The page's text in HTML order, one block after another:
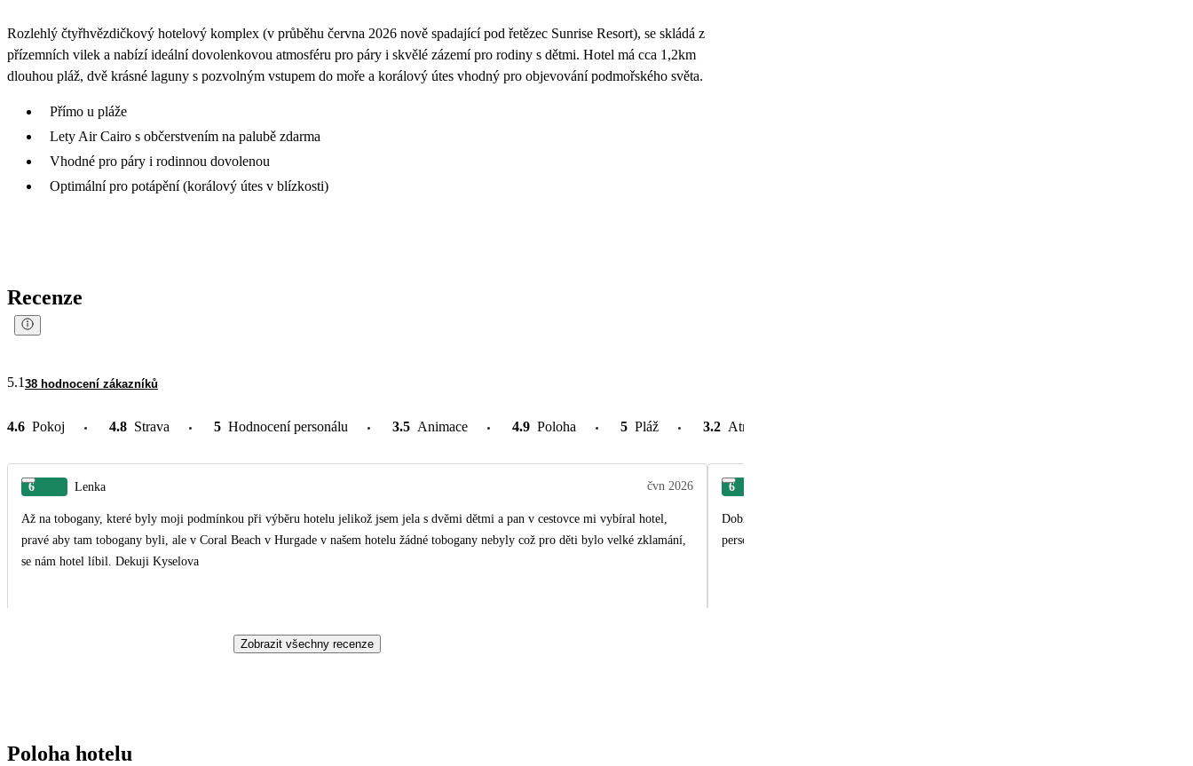
Rozlehlý čtyřhvězdičkový hotelový komplex (v průběhu června 2026 nově spadající pod řetězec Sunrise Resort), se skládá z
přízemních vilek a nabízí ideální dovolenkovou atmosféru pro páry i skvělé zázemí pro rodiny s dětmi. Hotel má cca 1,2km
dlouhou pláž, dvě krásné laguny s pozvolným vstupem do moře a korálový útes vhodný pro objevování podmořského světa.
Přímo u pláže
Lety Air Cairo s občerstvením na palubě zdarma
Vhodné pro páry i rodinnou dovolenou
Optimální pro potápění (korálový útes v blízkosti)
Recenze
5.1 38 hodnocení zákazníků
4.6 Pokoj 4.8 Strava 5 Hodnocení personálu 3.5 Animace 4.9 Poloha 5 Pláž 3.2 Atrakce v okolí
6 Lenka čvn 2026
Až na tobogany, které byly moji podmínkou při výběru hotelu jelikož jsem jela s dvěmi dětmi a pan v cestovce mi vybíral hotel,
pravé aby tam tobogany byli, ale v Coral Beach v Hurgade v našem hotelu žádné tobogany nebyly což pro děti bylo velké zklamání,
se nám hotel líbil. Dekuji Kyselova
6
Dobrý den, Včera jsme se s kamarádkou vrátili v Egyptě jsem již poněkolikáté.V tomto
personál,super služby no prostě jsme byly nadšení se vším nemáme jedinou negativní
Zobrazit všechny recenze
Poloha hotelu